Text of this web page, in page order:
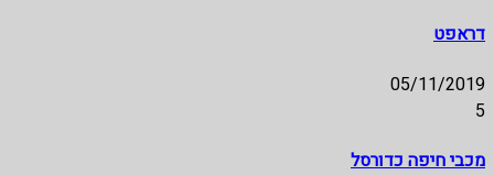
דראפט
05/11/2019
5
מכבי חיפה כדורסל